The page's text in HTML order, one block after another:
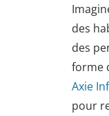
des
des
forme
Axie
pour